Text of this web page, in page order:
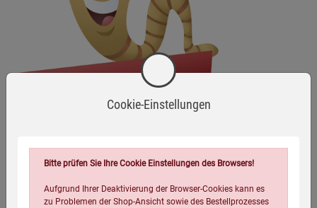
Cookie-Einstellungen
Bitte prüfen Sie Ihre Cookie Einstellungen des Browsers!
Aufgrund Ihrer Deaktivierung der Browser-Cookies kann es
zu Problemen der Shop-Ansicht sowie des Bestellprozesses